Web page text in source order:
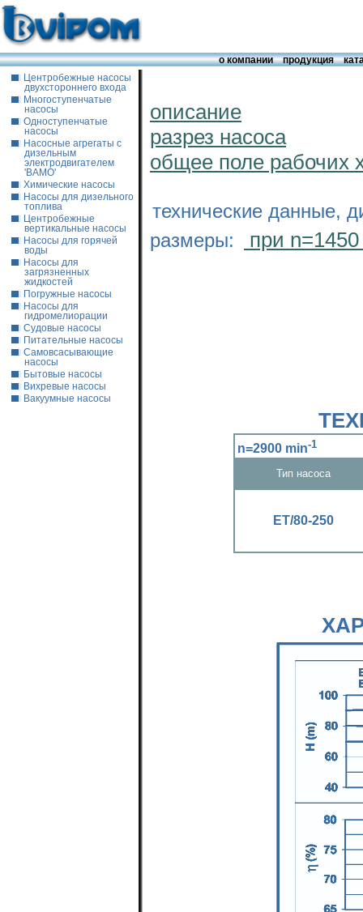
о компании продукция
Центробежные насосы
двухстороннего входа
Многоступенчатые
насосы
Одноступенчатые
насосы
Насосные агрегаты с
дизельным
электродвигателем
'ВАМО'
Химические насосы
Насосы для дизельного
топлива
Центробежные
вертикальные насосы
Насосы для горячей
воды
Насосы для
загрязненных
жидкостей
Погружные насосы
Насосы для
гидромелиорации
Судовые насосы
Питательные насосы
Самовсасывающие
насосы
Бытовые насосы
Вихревые насосы
Вакуумные насосы
описание
разрез насоса
общее поле рабочих
технические данные,
размеры:
при
n=2900 min-1
Тип насоса
ЕТ/80-250